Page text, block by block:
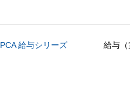
PCA 給与シリーズ 給与（